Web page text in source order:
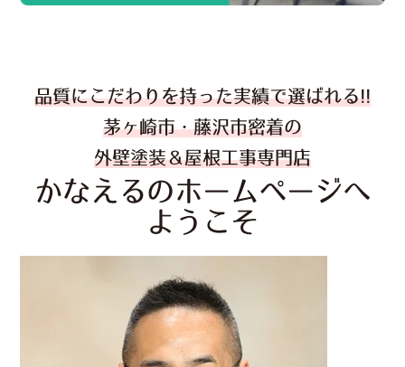
品質にこだわりを持った実績で選ばれる!!
茅ヶ崎市・藤沢市密着の
外壁塗装＆屋根工事専門店
かなえるのホームページへ
ようこそ